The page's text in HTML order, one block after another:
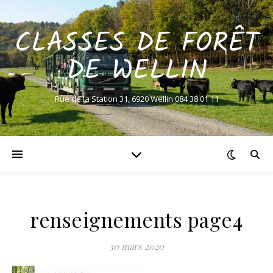
CLASSES DE FORÊT
DE WELLIN
Rue de la Station 31, 6920 Wellin 084 38 01 11
renseignements page4
30 mars 2020